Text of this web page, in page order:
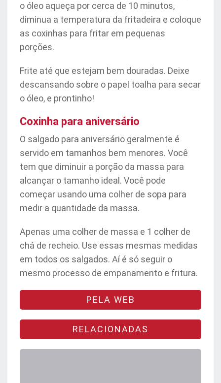
o óleo aqueça por cerca de 10 minutos,
diminua a temperatura da fritadeira e coloque
as coxinhas para fritar em pequenas
porções.
Frite até que estejam bem douradas. Deixe
descansando sobre o papel toalha para secar
o óleo, e prontinho!
Coxinha para aniversário
O salgado para aniversário geralmente é
servido em tamanhos bem menores. Você
tem que diminuir a porção da massa para
alcançar o tamanho ideal. Você pode
começar usando uma colher de sopa para
medir a quantidade da massa.
Apenas uma colher de massa e 1 colher de
chá de recheio. Use essas mesmas medidas
em todos os salgados. Aí é só seguir o
mesmo processo de empanamento e fritura.
PELA WEB
RELACIONADAS